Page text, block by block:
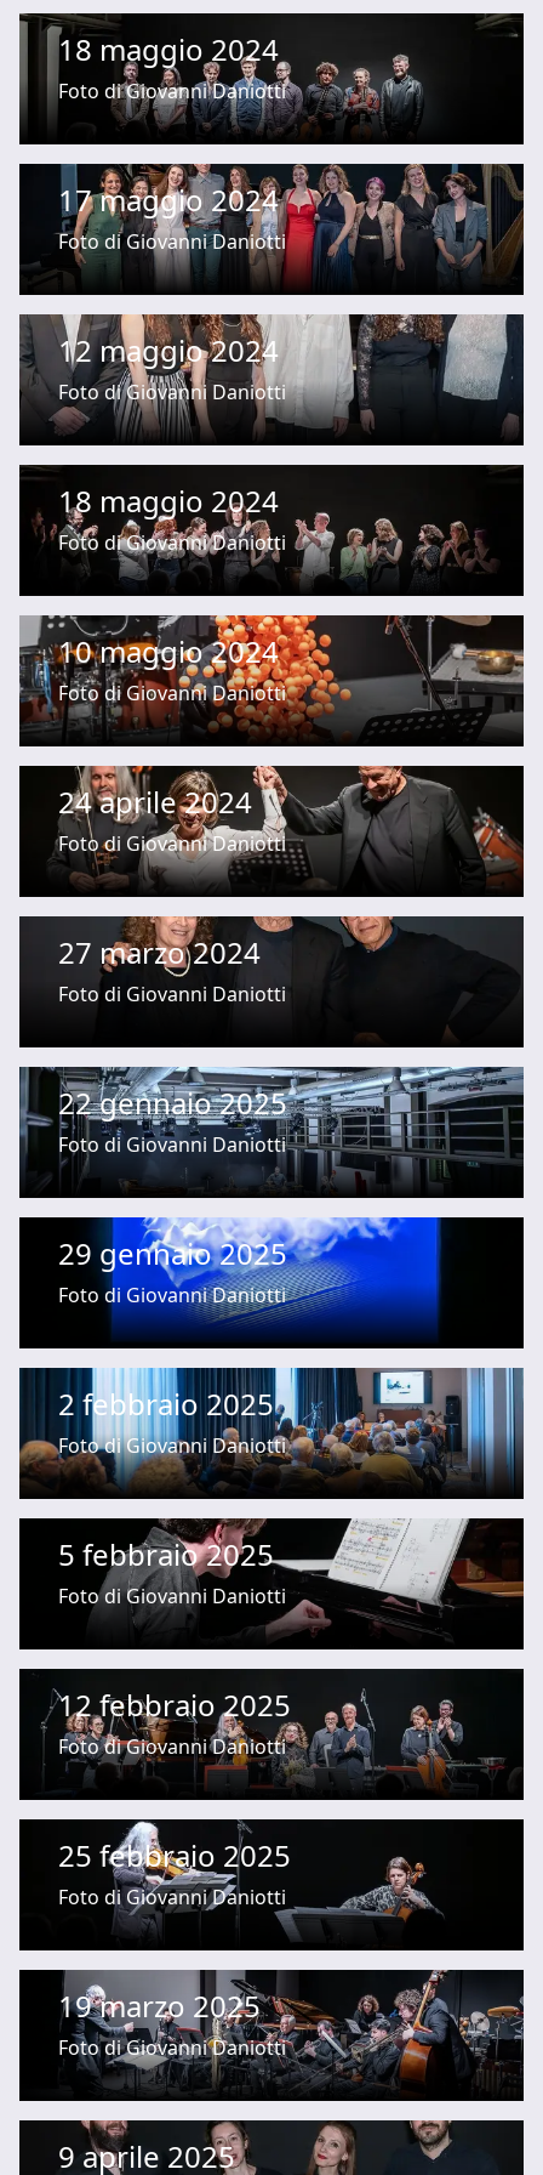
18 maggio 2024
Foto di Giovanni Daniotti
17 maggio 2024
Foto di Giovanni Daniotti
12 maggio 2024
Foto di Giovanni Daniotti
18 maggio 2024
Foto di Giovanni Daniotti
10 maggio 2024
Foto di Giovanni Daniotti
24 aprile 2024
Foto di Giovanni Daniotti
27 marzo 2024
Foto di Giovanni Daniotti
22 gennaio 2025
Foto di Giovanni Daniotti
29 gennaio 2025
Foto di Giovanni Daniotti
2 febbraio 2025
Foto di Giovanni Daniotti
5 febbraio 2025
Foto di Giovanni Daniotti
12 febbraio 2025
Foto di Giovanni Daniotti
25 febbraio 2025
Foto di Giovanni Daniotti
19 marzo 2025
Foto di Giovanni Daniotti
9 aprile 2025